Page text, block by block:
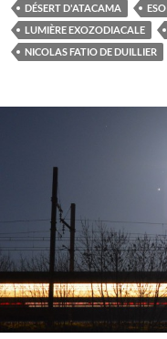
DÉSERT D'ATACAMA ESO
LUMIÈRE EXOZODIACALE
NICOLAS FATIO DE DUILLIER